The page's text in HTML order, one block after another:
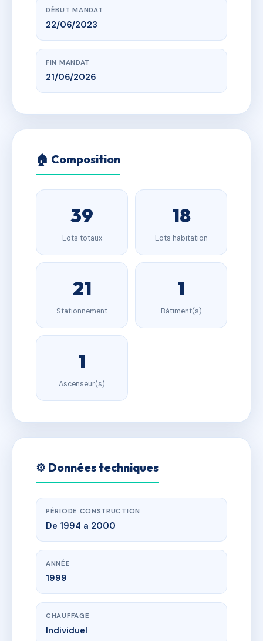
DÉBUT MANDAT
22/06/2023
FIN MANDAT
21/06/2026
🏠 Composition
39
Lots totaux
18
Lots habitation
21
Stationnement
1
Bâtiment(s)
1
Ascenseur(s)
⚙️ Données techniques
PÉRIODE CONSTRUCTION
De 1994 a 2000
ANNÉE
1999
CHAUFFAGE
Individuel